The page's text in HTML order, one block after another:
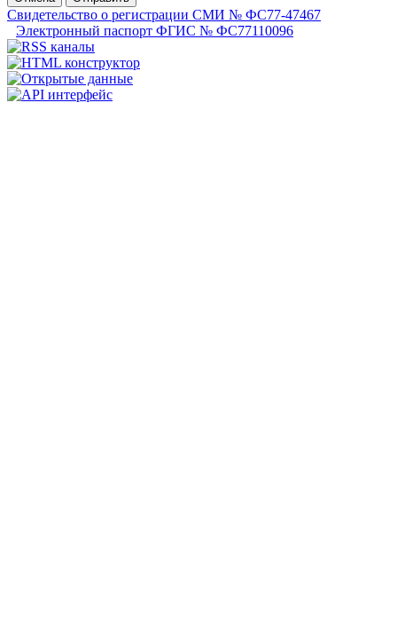
Свидетельство о регистрации СМИ № ФС77-47467
Электронный паспорт ФГИС № ФС77110096